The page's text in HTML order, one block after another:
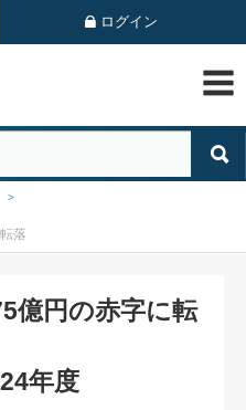
ログイン
落
億円の赤字に転
年度